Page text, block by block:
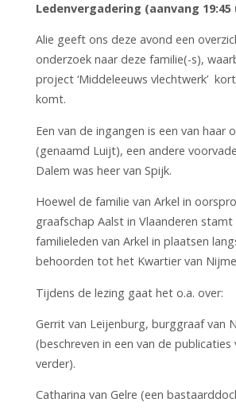
Ledenvergadering (aanvang 19:45
Alie geeft ons deze avond een
onderzoek naar deze familie(-s),
project ‘Middeleeuws vlechtwerk’
komt.
Een van de ingangen is een van haar
(genaamd Luijt), een andere
Dalem was heer van Spijk.
Hoewel de familie van Arkel in
graafschap Aalst in Vlaanderen
familieleden van Arkel in plaatsen
behoorden tot het Kwartier van
Tijdens de lezing gaat het o.a. over:
Gerrit van Leijenburg, burggraaf van
(beschreven in een van de publicaties
verder).
Catharina van Gelre (een